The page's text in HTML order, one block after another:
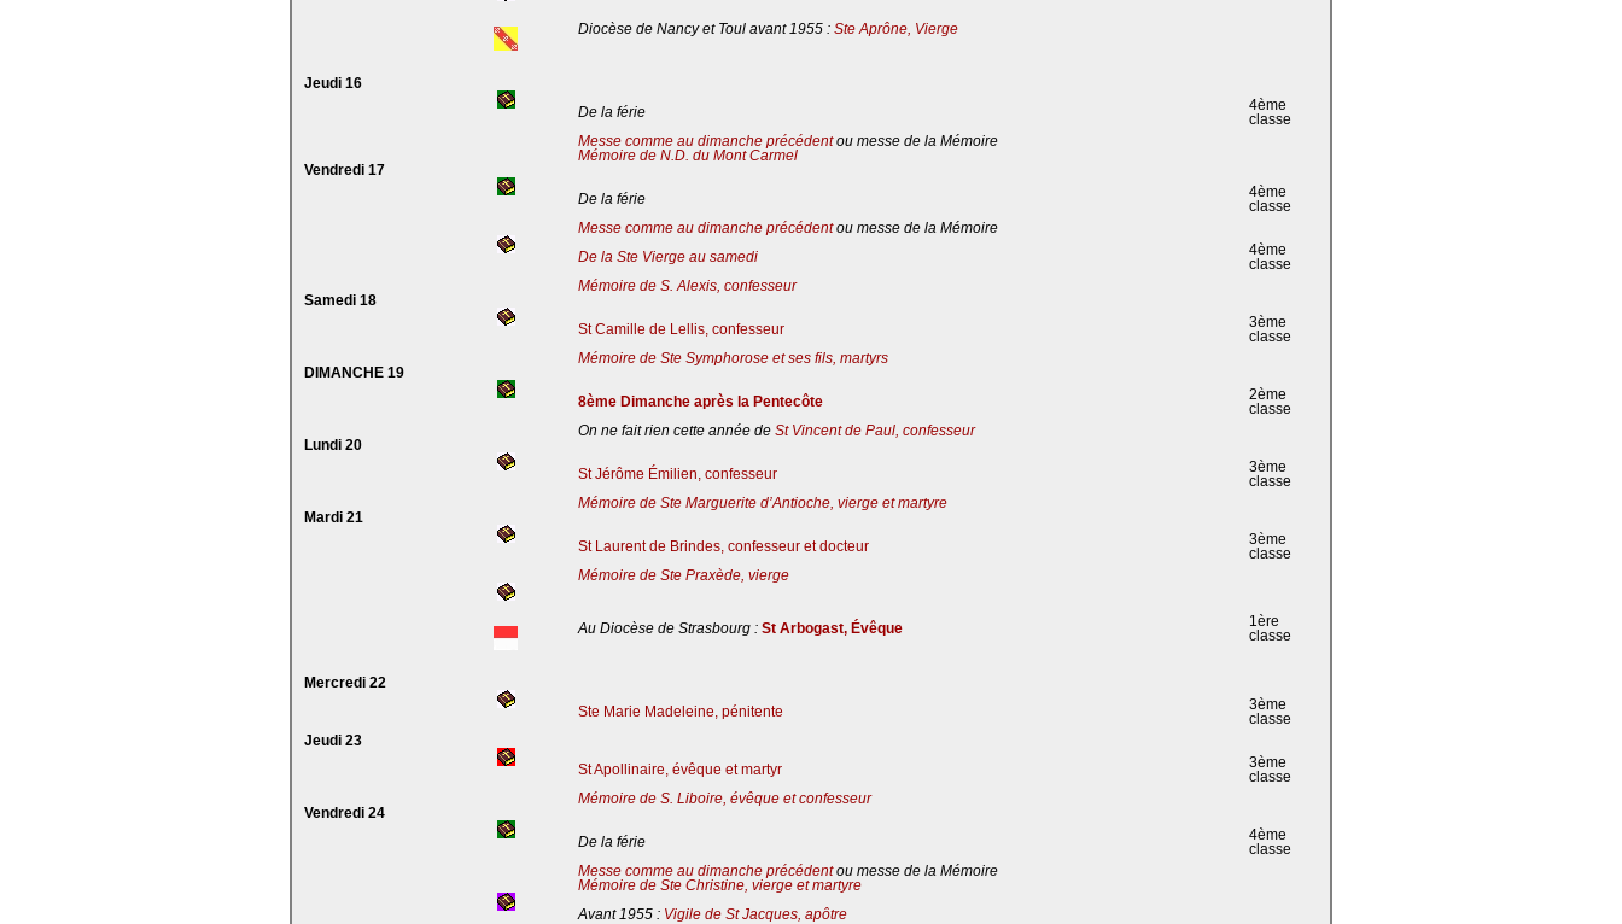
Diocèse de Nancy et Toul avant 1955 : Ste Aprône, Vierge
Jeudi 16
De la férie
4ème
classe
Messe comme au dimanche précédentou messe de la Mémoire
Mémoire de N.D. du Mont Carmel
Vendredi 17
De la férie
4ème
classe
Messe comme au dimanche précédentou messe de la Mémoire
De la Ste Vierge au samedi
4ème
classe
Mémoire de S. Alexis, confesseur
Samedi 18
St Camille de Lellis, confesseur
3ème
classe
Mémoire de Ste Symphorose et ses fils, martyrs
DIMANCHE 19
8ème Dimanche après la Pentecôte
2ème
classe
On ne fait rien cette année de St Vincent de Paul, confesseur
Lundi 20
St Jérôme Émilien, confesseur
3ème
classe
Mémoire de Ste Marguerite d’Antioche, vierge et martyre
Mardi 21
St Laurent de Brindes, confesseur et docteur
3ème
classe
Mémoire de Ste Praxède, vierge
Au Diocèse de Strasbourg : St Arbogast, Évêque
1ère
classe
Mercredi 22
Ste Marie Madeleine, pénitente
3ème
classe
Jeudi 23
St Apollinaire, évêque et martyr
3ème
classe
Mémoire de S. Liboire, évêque et confesseur
Vendredi 24
De la férie
4ème
classe
Messe comme au dimanche précédentou messe de la Mémoire
Mémoire de Ste Christine, vierge et martyre
Avant 1955 : Vigile de St Jacques, apôtre